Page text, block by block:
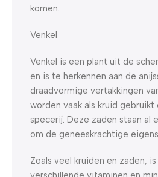
komen.
Venkel
Venkel is een plant uit de
en is te herkennen aan de
draadvormige vertakkingen
worden vaak als kruid gebruikt
specerij. Deze zaden staan al
om de geneeskrachtige
Zoals veel kruiden en zaden,